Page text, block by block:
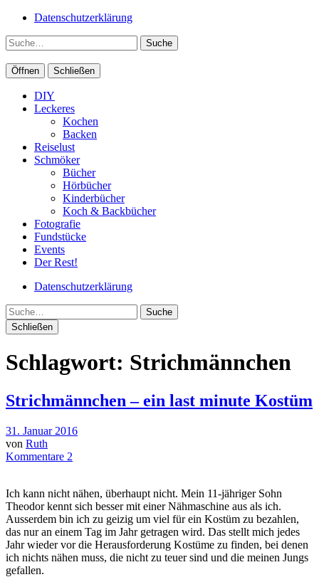
Datenschutzerklärung
Suche
Öffnen Schließen
DIY
Leckeres
Kochen
Backen
Reiselust
Schmöker
Bücher
Hörbücher
Kinderbücher
Koch & Backbücher
Fotografie
Fundstücke
Events
Der Rest!
Datenschutzerklärung
Suche
Schließen
Schlagwort: Strichmännchen
Strichmännchen – ein last minute Kostüm
31. Januar 2016
von Ruth
Kommentare 2
Ich kann nicht nähen, überhaupt nicht. Mein 11-jähriger Sohn
Theodor kennt sich besser mit einer Nähmaschine aus als ich.
Ausserdem bin ich zu geizig um viel für ein Kostüm zu bezahlen,
das nur an einem Tag im Jahr getragen wird. Das stellt mich jedes
Jahr wieder vor die Herausforderung Kostüme zu finden, bei denen
ich nichts nähen muss, die nicht zu teuer sind und die meinen Jungs
gefallen.